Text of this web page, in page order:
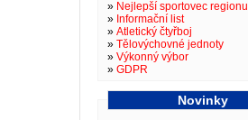
Nejlepší sportovec regionu
Informační list
Atletický čtyřboj
Tělovýchovné jednoty
Výkonný výbor
GDPR
Novinky